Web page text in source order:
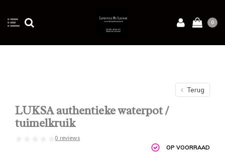
0
Terug
LUKSA authentieke waterpot /
tuimelkruik
0 reviews
OP VOORRAAD